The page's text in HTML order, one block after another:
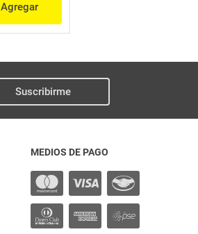
Agregar
Suscribirme
MEDIOS DE PAGO